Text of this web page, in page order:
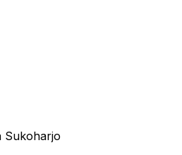
Sukoharjo